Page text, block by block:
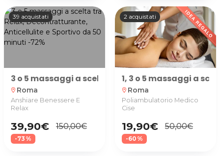
39 acquistati
3 o 5 massaggi a scelta tra Relax,
location_on Roma
Anshiare Benessere E
Relax
39,90€ 150,00€
-73%
2 acquistati
1, 3 o 5 massaggi a
location_on Roma
Poliambulatorio Medico
Cise
19,90€ 50,00€
-60%